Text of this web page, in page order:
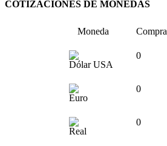
COTIZACIONES DE MONEDAS
Moneda Compra
Dólar USA
0
Euro
0
Real
0